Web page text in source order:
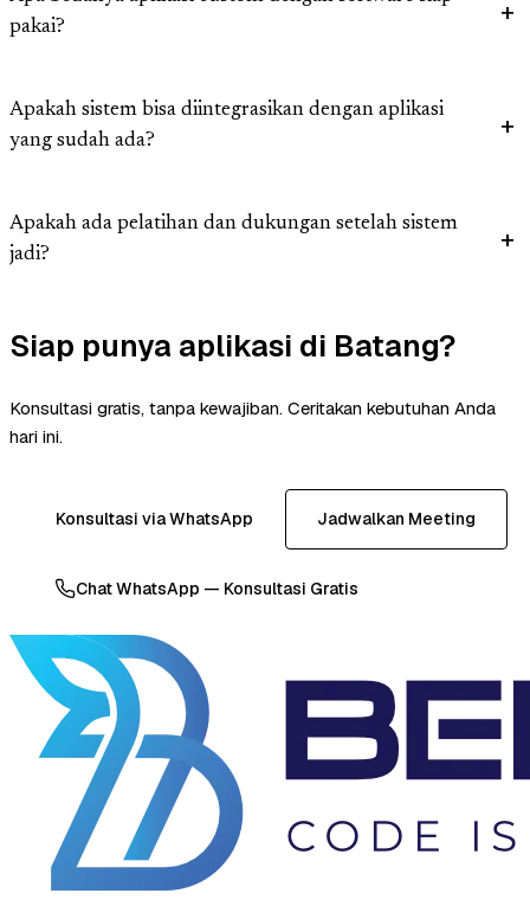
pakai?
Apakah sistem bisa diintegrasikan dengan aplikasi
yang sudah ada?
Apakah ada pelatihan dan dukungan setelah sistem
jadi?
Siap punya aplikasi di Batang?
Konsultasi gratis, tanpa kewajiban. Ceritakan kebutuhan Anda
hari ini.
Konsultasi via WhatsApp Jadwalkan Meeting
Chat WhatsApp — Konsultasi Gratis